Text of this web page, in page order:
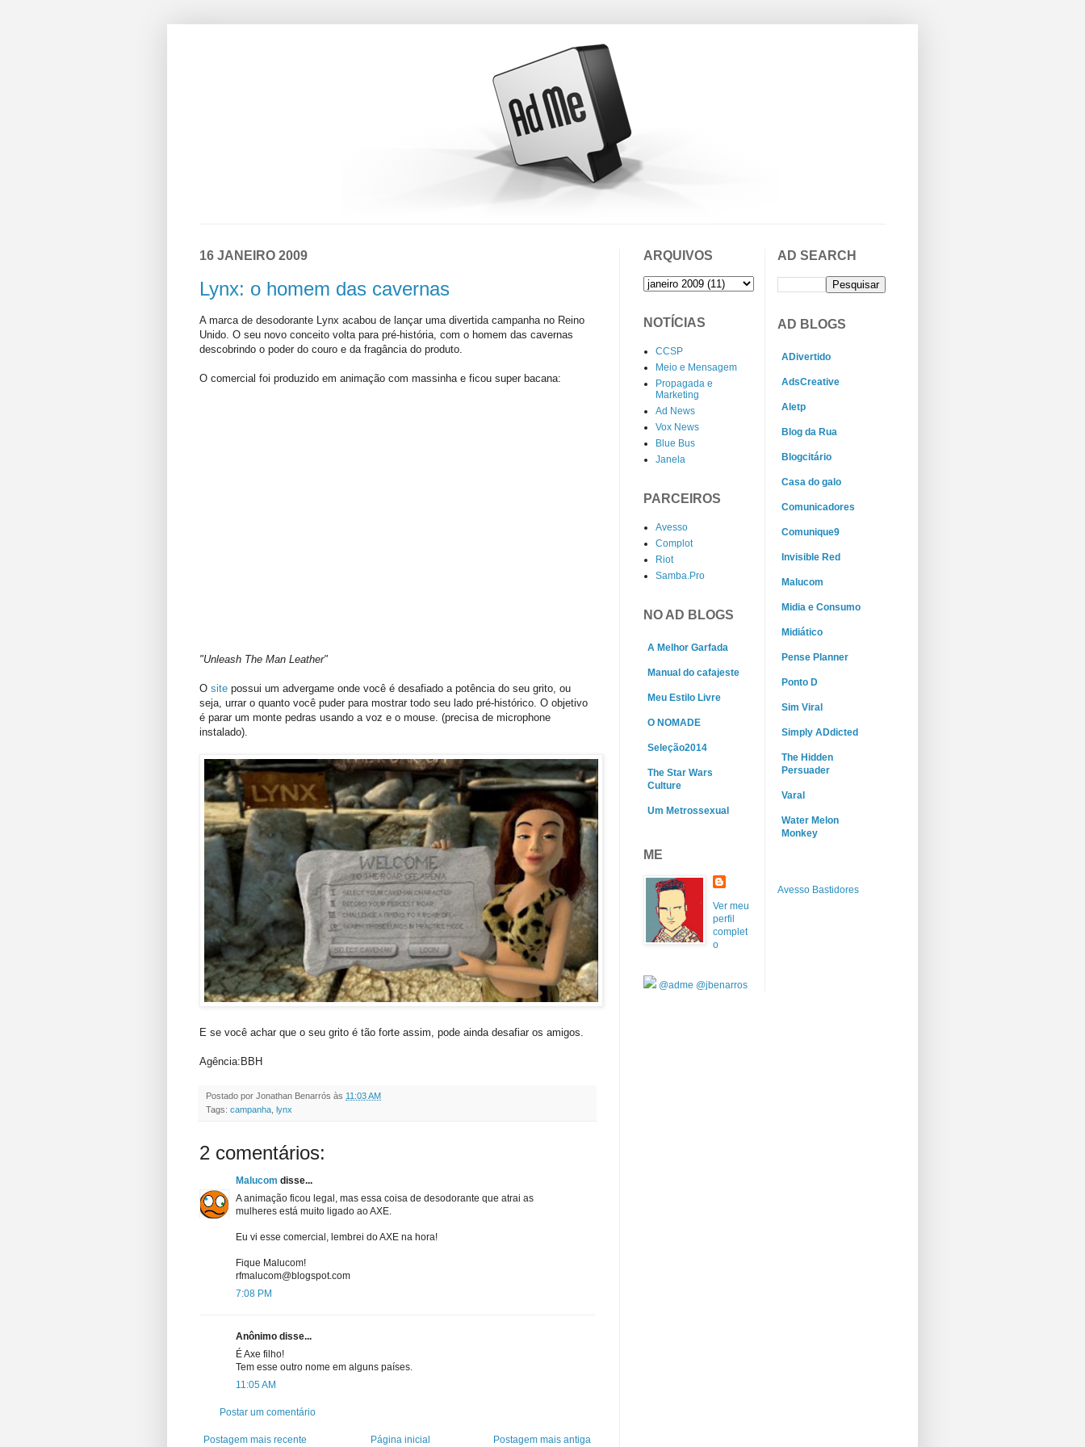
16 JANEIRO 2009
Lynx: o homem das cavernas
A marca de desodorante Lynx acabou de lançar uma divertida campanha no Reino
Unido. O seu novo conceito volta para pré-história, com o homem das cavernas
descobrindo o poder do couro e da fragância do produto.
O comercial foi produzido em animação com massinha e ficou super bacana:
"Unleash The Man Leather"
O site possui um advergame onde você é desafiado a potência do seu grito, ou
seja, urrar o quanto você puder para mostrar todo seu lado pré-histórico. O objetivo
é parar um monte pedras usando a voz e o mouse. (precisa de microphone
instalado).
E se você achar que o seu grito é tão forte assim, pode ainda desafiar os amigos.
Agência:BBH
Postado por Jonathan Benarrós às 11:03 AM
Tags: campanha lynx
2 comentários:
Malucom disse...
A animação ficou legal, mas essa coisa de desodorante que atrai as
mulheres está muito ligado ao AXE.
Eu vi esse comercial, lembrei do AXE na hora!
Fique Malucom!
rfmalucom@blogspot.com
7:08 PM
Anônimo disse...
É Axe filho!
Tem esse outro nome em alguns países.
11:05 AM
Postar um comentário
Postagem mais recente Postagem mais antiga
Página inicial
ARQUIVOS
NOTÍCIAS
CCSP
Meio e Mensagem
Propagada e
Marketing
Ad News
Vox News
Blue Bus
Janela
PARCEIROS
Avesso
Complot
Riot
Samba.Pro
NO AD BLOGS
A Melhor Garfada
Manual do cafajeste
Meu Estilo Livre
O NOMADE
Seleção2014
The Star Wars
Culture
Um Metrossexual
ME
Ver meu
perfil
complet
o
@adme @jbenarros
AD SEARCH
AD BLOGS
ADivertido
AdsCreative
Aletp
Blog da Rua
Blogcitário
Casa do galo
Comunicadores
Comunique9
Invisible Red
Malucom
Midia e Consumo
Midiático
Pense Planner
Ponto D
Sim Viral
Simply ADdicted
The Hidden
Persuader
Varal
Water Melon
Monkey
Avesso Bastidores